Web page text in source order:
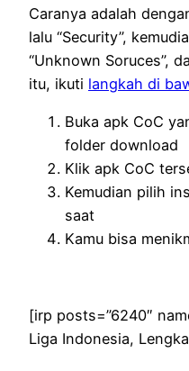
Caranya adalah
lalu “Security”,
“Unknown Soruces”,
itu, ikuti langkah di
Buka apk CoC
folder download
Klik apk CoC
Kemudian pilih
saat
Kamu bisa
[irp posts=”6240″
Liga Indonesia,